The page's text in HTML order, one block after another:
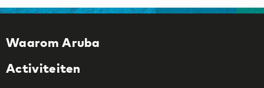
Waarom Aruba
Activiteiten